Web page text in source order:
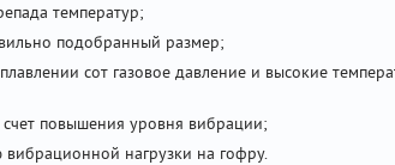
температур;
подобранный размер;
сот газовое давление и высокие
повышения уровня вибрации;
нагрузки на гофру.